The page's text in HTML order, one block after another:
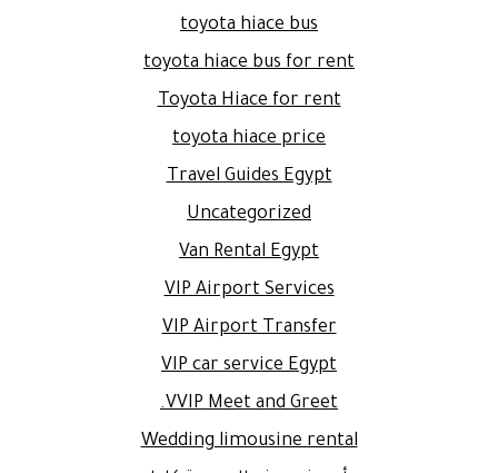
toyota hiace bus
toyota hiace bus for rent
Toyota Hiace for rent
toyota hiace price
Travel Guides Egypt
Uncategorized
Van Rental Egypt
VIP Airport Services
VIP Airport Transfer
VIP car service Egypt
VVIP Meet and Greet.
Wedding limousine rental